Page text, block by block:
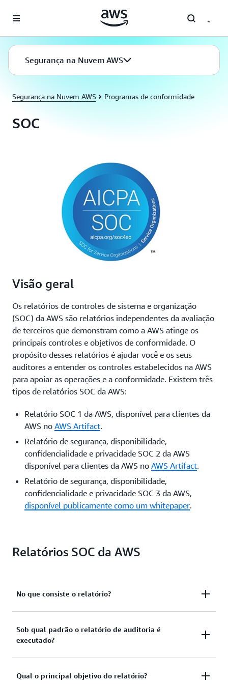
Pular para o conteúdo principal
Segurança na Nuvem AWS
Segurança na Nuvem AWS Programas de conformidade
SOC
Visão geral
Os relatórios de controles de sistema e organização
(SOC) da AWS são relatórios independentes da avaliação
de terceiros que demonstram como a AWS atinge os
principais controles e objetivos de conformidade. O
propósito desses relatórios é ajudar você e os seus
auditores a entender os controles estabelecidos na AWS
para apoiar as operações e a conformidade. Existem três
tipos de relatórios SOC da AWS:
Relatório SOC 1 da AWS, disponível para clientes da
AWS no AWS Artifact.
Relatório de segurança, disponibilidade,
confidencialidade e privacidade SOC 2 da AWS
disponível para clientes da AWS no AWS Artifact.
Relatório de segurança, disponibilidade,
confidencialidade e privacidade SOC 3 da AWS,
disponível publicamente como um whitepaper.
Relatórios SOC da AWS
No que consiste o relatório?
SOC 1
Uma descrição do ambiente de controle da AWS
e da auditoria externa de controles e objetivos
Sob qual padrão o relatório de auditoria é
executado?
SOC 1
Qual o principal objetivo do relatório?